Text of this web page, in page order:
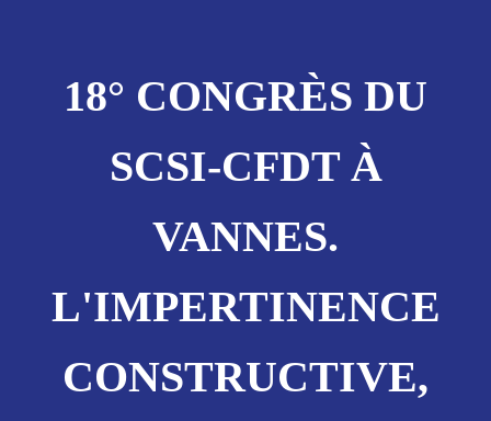
18° CONGRÈS DU
SCSI-CFDT À
VANNES.
L'IMPERTINENCE
CONSTRUCTIVE,